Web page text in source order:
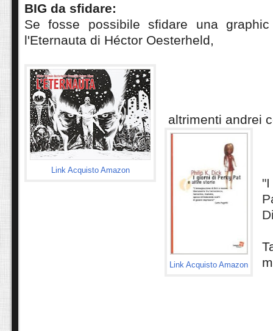
BIG da sfidare:
Se fosse possibile sfidare una
l'Eternauta di Héctor Oesterheld,
Link Acquisto Amazon
altrimenti andrei
Link Acquisto Amazon